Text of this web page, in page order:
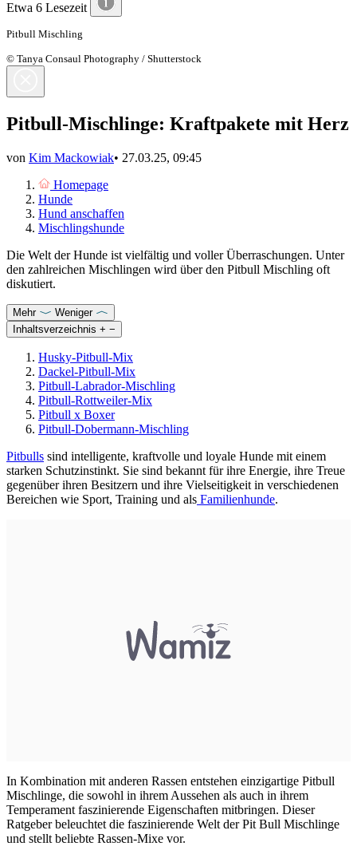
Etwa 6 Lesezeit
Pitbull Mischling
© Tanya Consaul Photography / Shutterstock
Pitbull-Mischlinge: Kraftpakete mit Herz
von Kim Mackowiak• 27.03.25, 09:45
Homepage
Hunde
Hund anschaffen
Mischlingshunde
Die Welt der Hunde ist vielfältig und voller Überraschungen. Unter
den zahlreichen Mischlingen wird über den Pitbull Mischling oft
diskutiert.
Mehr
Weniger
Inhaltsverzeichnis + −
Husky-Pitbull-Mix
Dackel-Pitbull-Mix
Pitbull-Labrador-Mischling
Pitbull-Rottweiler-Mix
Pitbull x Boxer
Pitbull-Dobermann-Mischling
Pitbulls sind intelligente, kraftvolle und loyale Hunde mit einem
starken Schutzinstinkt. Sie sind bekannt für ihre Energie, ihre Treue
gegenüber ihren Besitzern und ihre Vielseitigkeit in verschiedenen
Bereichen wie Sport, Training und als Familienhunde.
In Kombination mit anderen Rassen entstehen einzigartige Pitbull
Mischlinge, die sowohl in ihrem Aussehen als auch in ihrem
Temperament faszinierende Eigenschaften mitbringen. Dieser
Ratgeber beleuchtet die faszinierende Welt der Pit Bull Mischlinge
und stellt beliebte Rassen-Mixe vor.